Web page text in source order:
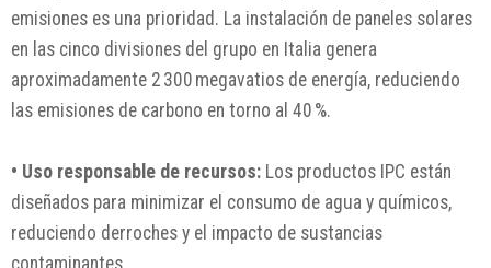
emisiones es una prioridad. La instalación de paneles solares
en las cinco divisiones del grupo en Italia genera
aproximadamente 2 300 megavatios de energía, reduciendo
las emisiones de carbono en torno al 40 %.
• Uso responsable de recursos: Los productos IPC están
diseñados para minimizar el consumo de agua y químicos,
reduciendo derroches y el impacto de sustancias
contaminantes.